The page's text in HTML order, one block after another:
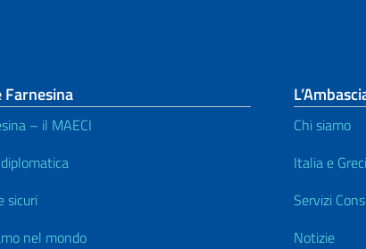
Farnesina
– il MAECI
sicuri
nel mondo
Chi siamo
Italia e
Servizi
Notizie